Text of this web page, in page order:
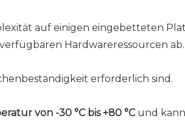
auf einigen eingebetteten
Hardwareressourcen ab.
erforderlich sind.
von -30 °C bis +80 °C und